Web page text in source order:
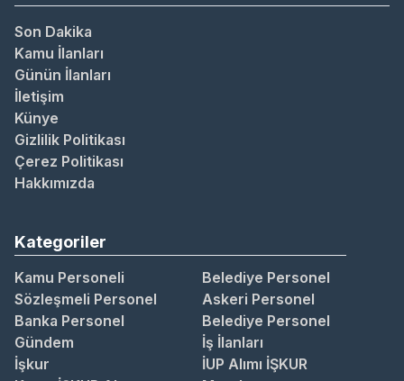
Son Dakika
Kamu İlanları
Günün İlanları
İletişim
Künye
Gizlilik Politikası
Çerez Politikası
Hakkımızda
Kategoriler
Kamu Personeli
Belediye Personel
Sözleşmeli Personel
Askeri Personel
Banka Personel
Belediye Personel
Gündem
İş İlanları
İşkur
İUP Alımı İŞKUR